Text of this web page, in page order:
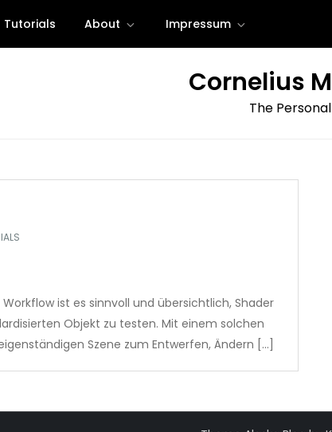
Tutorials About Impressum
Cornelius
The
ist es sinnvoll und übersichtlich, Shader
Objekt zu testen. Mit einem solchen
Szene zum Entwerfen, Ändern […]